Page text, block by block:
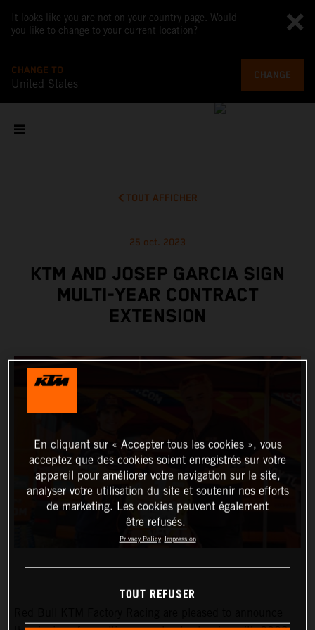
It looks like you are not on your country page. Would
you like to change to your current location?
CHANGE TO
United States
CHANGE
TOUT AFFICHER
25 oct. 2023
KTM AND JOSEP GARCIA SIGN
MULTI-YEAR CONTRACT
EXTENSION
En cliquant sur « Accepter tous les cookies », vous
acceptez que des cookies soient enregistrés sur votre
appareil pour améliorer votre navigation sur le site,
analyser votre utilisation du site et soutenir nos efforts
de marketing. Les cookies peuvent également
être refusés.
Privacy Policy Impression
TOUT REFUSER